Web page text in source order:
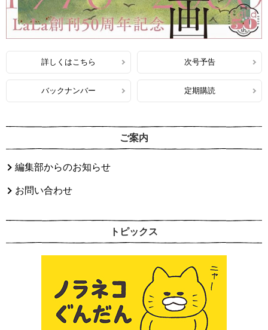
詳しくはこちら 次号予告
バックナンバー 定期購読
ご案内
編集部からのお知らせ
お問い合わせ
トピックス